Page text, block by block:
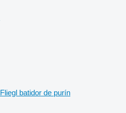
Fliegl batidor de purín